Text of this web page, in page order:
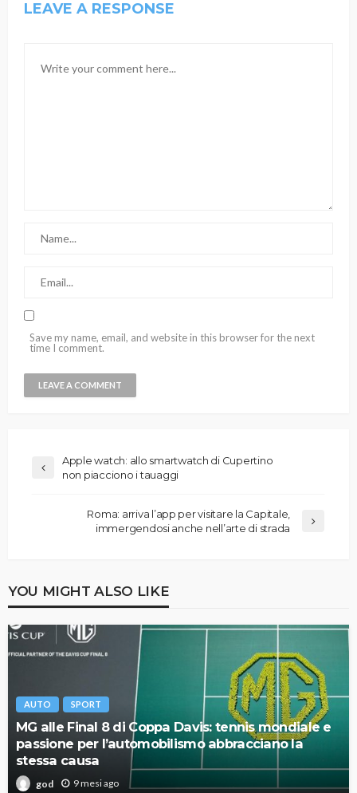
LEAVE A RESPONSE
Save my name, email, and website in this browser for the next
time I comment.
Apple watch: allo smartwatch di Cupertino
non piacciono i tauaggi
Roma: arriva l’app per visitare la Capitale,
immergendosi anche nell’arte di strada
YOU MIGHT ALSO LIKE
AUTO SPORT
MG alle Final 8 di Coppa Davis: tennis mondiale e
passione per l’automobilismo abbracciano la
stessa causa
god 9 mesi ago